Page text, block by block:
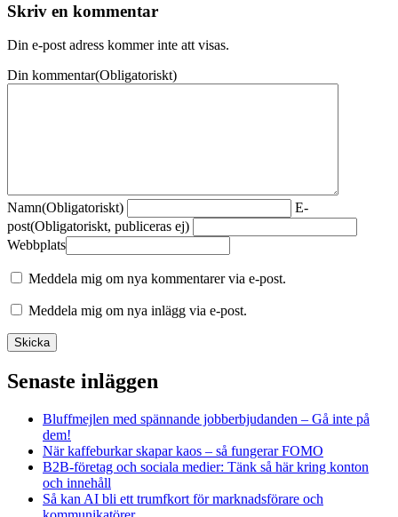
Skriv en kommentar
Din e-post adress kommer inte att visas.
Din kommentar(Obligatoriskt)
Namn(Obligatoriskt)
E-
post(Obligatoriskt, publiceras ej)
Webbplats
Meddela mig om nya kommentarer via e-post.
Meddela mig om nya inlägg via e-post.
Senaste inläggen
Bluffmejlen med spännande jobberbjudanden – Gå inte på
dem!
När kaffeburkar skapar kaos – så fungerar FOMO
B2B-företag och sociala medier: Tänk så här kring konton
och innehåll
Så kan AI bli ett trumfkort för marknadsförare och